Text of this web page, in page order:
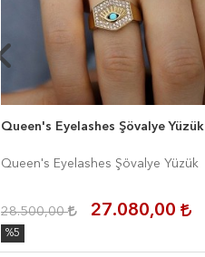
Queen's Eyelashes Şövalye Yüzük
Queen's Eyelashes Şövalye Yüzük
28.500,00 27.080,00
%5